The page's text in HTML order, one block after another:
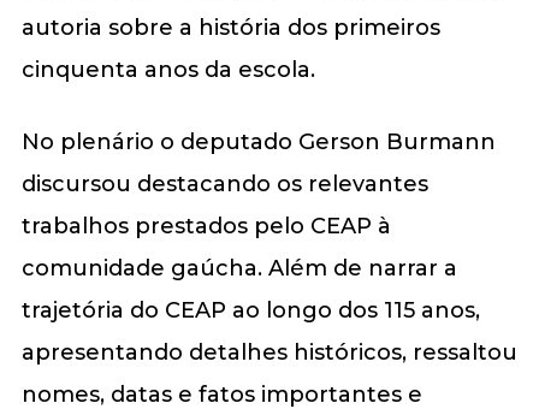
autoria sobre a história dos primeiros
cinquenta anos da escola.
No plenário o deputado Gerson Burmann
discursou destacando os relevantes
trabalhos prestados pelo CEAP à
comunidade gaúcha. Além de narrar a
trajetória do CEAP ao longo dos 115 anos,
apresentando detalhes históricos, ressaltou
nomes, datas e fatos importantes e